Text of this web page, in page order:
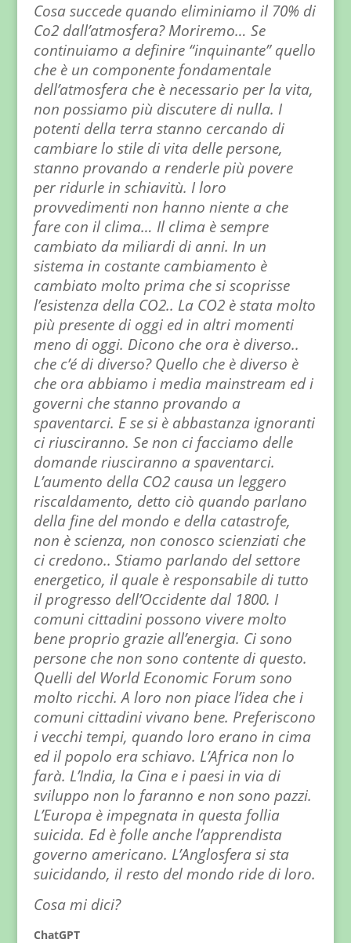
Cosa succede quando eliminiamo il 70% di
Co2 dall’atmosfera? Moriremo… Se
continuiamo a definire “inquinante” quello
che è un componente fondamentale
dell’atmosfera che è necessario per la vita,
non possiamo più discutere di nulla. I
potenti della terra stanno cercando di
cambiare lo stile di vita delle persone,
stanno provando a renderle più povere
per ridurle in schiavitù. I loro
provvedimenti non hanno niente a che
fare con il clima… Il clima è sempre
cambiato da miliardi di anni. In un
sistema in costante cambiamento è
cambiato molto prima che si scoprisse
l’esistenza della CO2.. La CO2 è stata molto
più presente di oggi ed in altri momenti
meno di oggi. Dicono che ora è diverso..
che c’é di diverso? Quello che è diverso è
che ora abbiamo i media mainstream ed i
governi che stanno provando a
spaventarci. E se si è abbastanza ignoranti
ci riusciranno. Se non ci facciamo delle
domande riusciranno a spaventarci.
L’aumento della CO2 causa un leggero
riscaldamento, detto ciò quando parlano
della fine del mondo e della catastrofe,
non è scienza, non conosco scienziati che
ci credono.. Stiamo parlando del settore
energetico, il quale è responsabile di tutto
il progresso dell’Occidente dal 1800. I
comuni cittadini possono vivere molto
bene proprio grazie all’energia. Ci sono
persone che non sono contente di questo.
Quelli del World Economic Forum sono
molto ricchi. A loro non piace l’idea che i
comuni cittadini vivano bene. Preferiscono
i vecchi tempi, quando loro erano in cima
ed il popolo era schiavo. L’Africa non lo
farà. L’India, la Cina e i paesi in via di
sviluppo non lo faranno e non sono pazzi.
L’Europa è impegnata in questa follia
suicida. Ed è folle anche l’apprendista
governo americano. L’Anglosfera si sta
suicidando, il resto del mondo ride di loro.
Cosa mi dici?
ChatGPT